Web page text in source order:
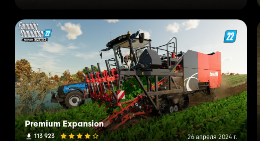
Premium Expansion
113 923 26 апреля 2024 г.